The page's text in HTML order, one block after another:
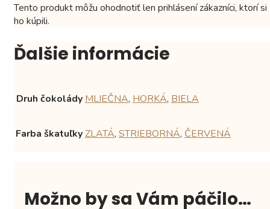
Tento produkt môžu ohodnotiť len prihlásení zákazníci, ktorí si
ho kúpili.
Ďalšie informácie
Druh čokolády MLIEČNA, HORKÁ, BIELA
Farba škatuľkyZLATÁ, STRIEBORNÁ, ČERVENÁ
Možno by sa Vám páčilo…